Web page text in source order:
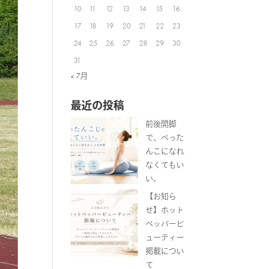
10
11 12 13 14 15
16
17
18 19 20 21 22
23
24
25 26 27 28 29
30
31
« 7月
最近の投稿
前後開脚
で、ぺった
んこになれ
なくてもい
い。
【お知ら
せ】ホット
ペッパービ
ューティー
掲載につい
て